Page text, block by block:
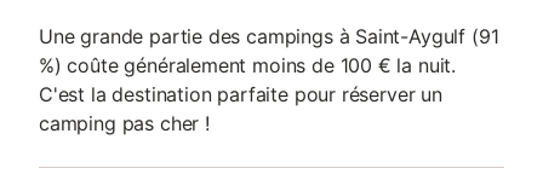
Une grande partie des campings à Saint-Aygulf (91
%) coûte généralement moins de 100 € la nuit.
C'est la destination parfaite pour réserver un
camping pas cher !